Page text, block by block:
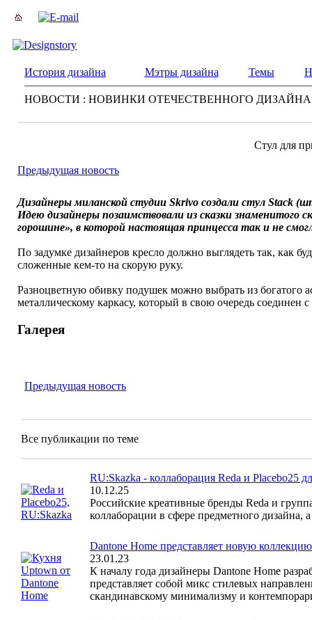
История дизайна Мэтры дизайна Темы
НОВОСТИ : НОВИНКИ ОТЕЧЕСТВЕННОГО ДИЗАЙНА
Стул для
Предыдущая новость
Дизайнеры миланской студии Skrivo создали стул Stack
Идею дизайнеры позаимствовали из сказки знаменитого
горошине», в которой настоящая принцесса так и не
По задумке дизайнеров кресло должно выглядеть так, как
сложенные кем-то на скорую руку.
Разноцветную обивку подушек можно выбрать из богатого
металлическому каркасу, который в свою очередь
Галерея
Предыдущая новость
Все публикации по теме
RU:Skazka - коллаборация Reda и Placebo25
10.12.25
Российские креативные бренды Reda и
коллаборации в сфере предметного дизайна,
Dantone Home представляет новую
23.01.23
К началу года дизайнеры Dantone Home
представляет собой микс стилевых
скандинавскому минимализму и